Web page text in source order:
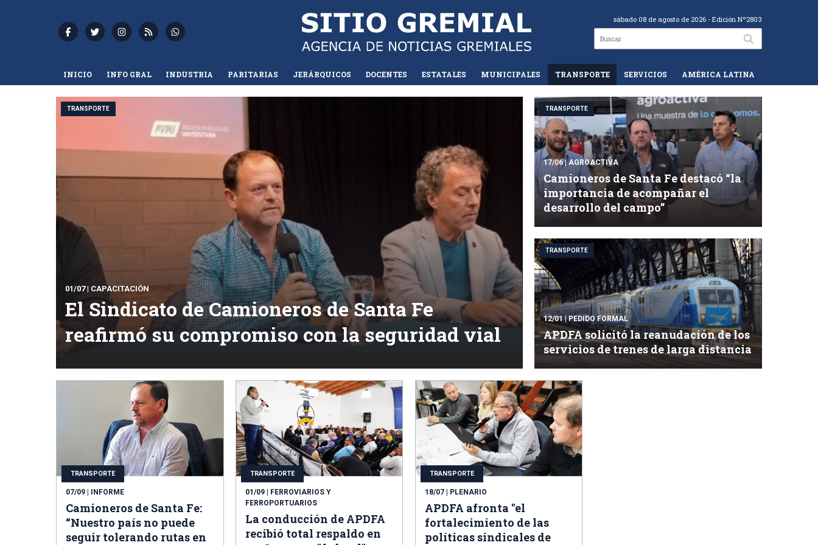
sábado 08 de agosto de 2026 - Edición Nº2803
INICIO INFO GRAL INDUSTRIA PARITARIAS JERÁRQUICOS DOCENTES ESTATALES MUNICIPALES TRANSPORTE SERVICIOS AMÉRICA LATINA
TRANSPORTE
01/07| CAPACITACIÓN
El Sindicato de Camioneros de Santa Fe
reafirmó su compromiso con la seguridad vial
TRANSPORTE
17/06| AGROACTIVA
Camioneros de Santa Fe destacó “la
importancia de acompañar el
desarrollo del campo”
TRANSPORTE
12/01| PEDIDO FORMAL
APDFA solicitó la reanudación de los
servicios de trenes de larga distancia
TRANSPORTE
07/09 | INFORME
Camioneros de Santa Fe:
“Nuestro país no puede
seguir tolerando rutas en
TRANSPORTE
01/09| FERROVIARIOS Y
FERROPORTUARIOS
La conducción de APDFA
recibió total respaldo en
TRANSPORTE
18/07| PLENARIO
APDFA afronta "el
fortalecimiento de las
políticas sindicales de